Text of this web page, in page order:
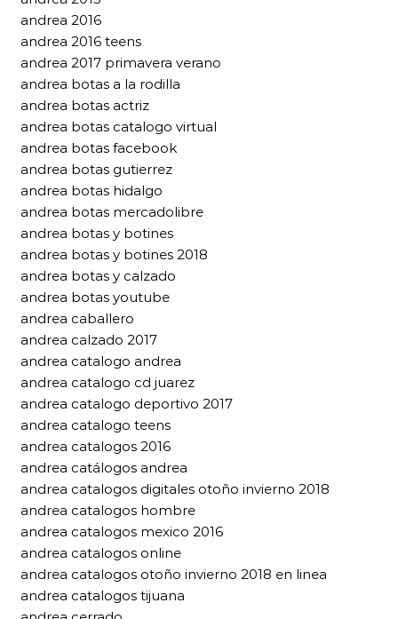
andrea 2016
andrea 2016 teens
andrea 2017 primavera verano
andrea botas a la rodilla
andrea botas actriz
andrea botas catalogo virtual
andrea botas facebook
andrea botas gutierrez
andrea botas hidalgo
andrea botas mercadolibre
andrea botas y botines
andrea botas y botines 2018
andrea botas y calzado
andrea botas youtube
andrea caballero
andrea calzado 2017
andrea catalogo andrea
andrea catalogo cd juarez
andrea catalogo deportivo 2017
andrea catalogo teens
andrea catalogos 2016
andrea catálogos andrea
andrea catalogos digitales otoño invierno 2018
andrea catalogos hombre
andrea catalogos mexico 2016
andrea catalogos online
andrea catalogos otoño invierno 2018 en linea
andrea catalogos tijuana